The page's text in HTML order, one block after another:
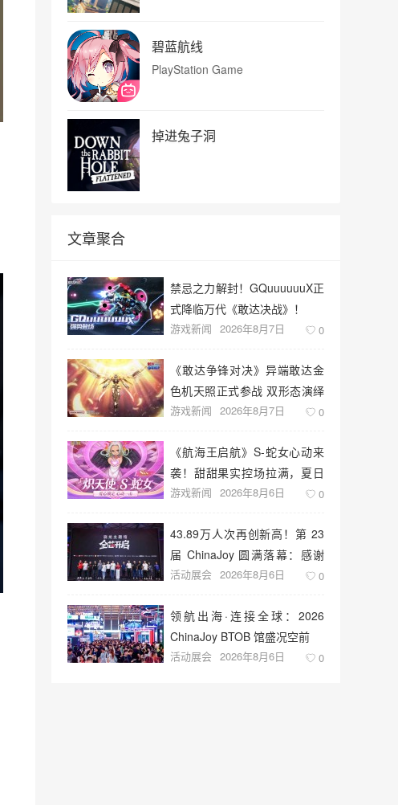
碧蓝航线
PlayStation Game
掉进兔子洞
文章聚合
禁忌之力解封！GQuuuuuuX正
式降临万代《敢达决战》！
游戏新闻 2026年8月7日 0
《敢达争锋对决》异端敢达金
色机天照正式参战 双形态演绎
空中战技
游戏新闻 2026年8月7日 0
《航海王启航》S-蛇女心动来
袭！甜甜果实控场拉满，夏日
盛宴开启
游戏新闻 2026年8月6日 0
43.89万人次再创新高！第 23
届 ChinaJoy 圆满落幕：感谢
有你，共赴这场“与 AI 同游”的
活动展会 2026年8月6日 0
领航出海·连接全球：2026
ChinaJoy BTOB 馆盛况空前
活动展会 2026年8月6日 0